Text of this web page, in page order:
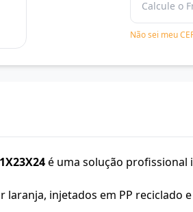
Não sei meu
é uma solução profissional
injetados em PP reciclado